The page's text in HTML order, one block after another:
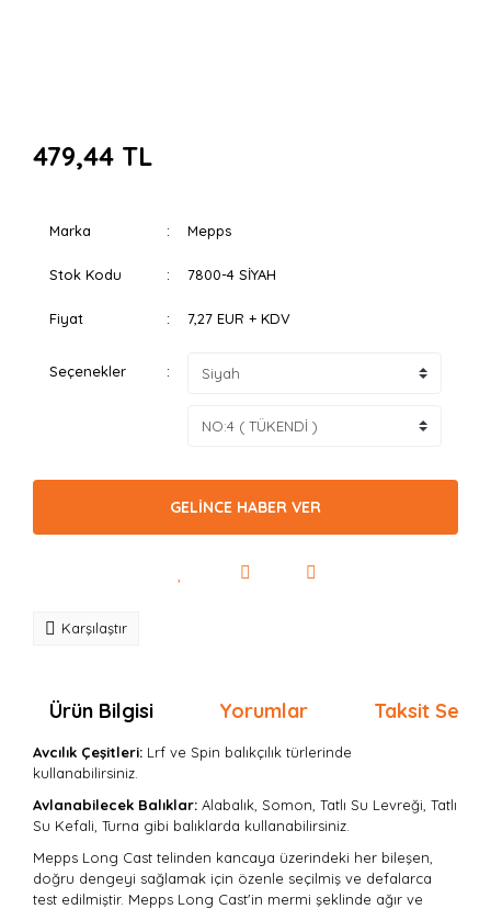
479,44 TL
Marka Mepps
Stok Kodu 7800-4 SİYAH
Fiyat 7,27 EUR + KDV
Seçenekler
GELİNCE HABER VER
Karşılaştır
Ürün Bilgisi Yorumlar Taksit
Avcılık Çeşitleri: Lrf ve Spin balıkçılık türlerinde
kullanabilirsiniz.
Avlanabilecek Balıklar: Alabalık, Somon, Tatlı Su Levreği, Tatlı
Su Kefali, Turna gibi balıklarda kullanabilirsiniz.
Mepps Long Cast telinden kancaya üzerindeki her bileşen,
doğru dengeyi sağlamak için özenle seçilmiş ve defalarca
test edilmiştir. Mepps Long Cast'in mermi şeklinde ağır ve